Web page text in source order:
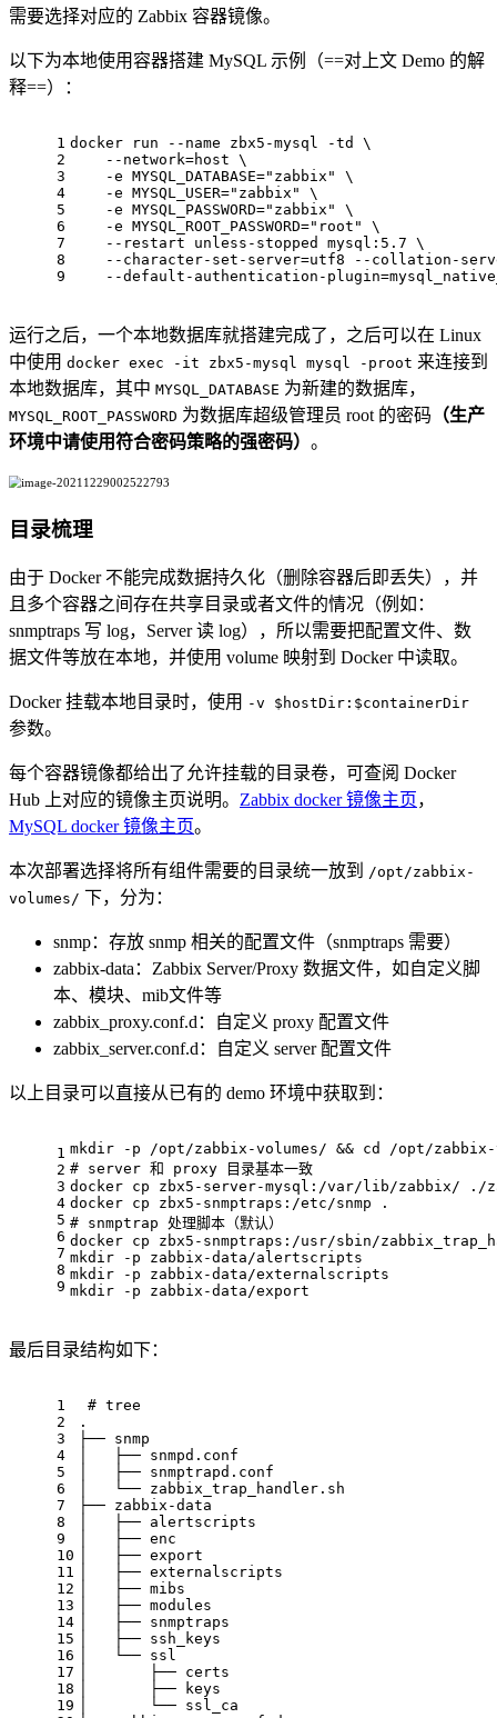
需要选择对应的 Zabbix 容器镜像。
以下为本地使用容器搭建 MySQL 示例（==对上文 Demo 的解
释==）：
1
2
3
4
5
6
7
8
9
docker run --name zbx5-mysql -td \
    --network=host \
    -e MYSQL_DATABASE="zabbix" \
    -e MYSQL_USER="zabbix" \
    -e MYSQL_PASSWORD="zabbix" \
    -e MYSQL_ROOT_PASSWORD="root" \
    --restart unless-stopped mysql:5.7 \
--character-set-server=utf8 --collation-
--default-authentication-
运行之后，一个本地数据库就搭建完成了，之后可以在 Linux
中使用 docker exec -it zbx5-mysql mysql -proot 来连接到
本地数据库，其中 MYSQL_DATABASE 为新建的数据库，
MYSQL_ROOT_PASSWORD 为数据库超级管理员 root 的密码 （生产
环境中请使用符合密码策略的强密码） 。
目录梳理
由于 Docker 不能完成数据持久化（删除容器后即丢失），并
且多个容器之间存在共享目录或者文件的情况（例如：
snmptraps 写 log，Server 读 log），所以需要把配置文件、数
据文件等放在本地，并使用 volume 映射到 Docker 中读取。
Docker 挂载本地目录时，使用 -v $hostDir:$containerDir
参数。
每个容器镜像都给出了允许挂载的目录卷，可查阅 Docker
Hub 上对应的镜像主页说明。 Zabbix docker 镜像主页，
MySQL docker 镜像主页。
本次部署选择将所有组件需要的目录统一放到 /opt/zabbix-
volumes/ 下，分为：
snmp：存放 snmp 相关的配置文件（snmptraps 需要）
zabbix-data：Zabbix Server/Proxy 数据文件，如自定义脚
本、模块、mib文件等
zabbix_proxy.conf.d：自定义 proxy 配置文件
zabbix_server.conf.d：自定义 server 配置文件
以上目录可以直接从已有的 demo 环境中获取到：
1
2
3
4
5
6
7
8
9
mkdir -p /opt/zabbix-volumes/ && cd /opt/zabbix-
# server 和 proxy 目录基本一致
docker cp zbx5-server-mysql:/var/lib/zabbix/ ./
docker cp zbx5-snmptraps:/etc/snmp .
# snmptrap 处理脚本（默认）
docker cp zbx5-snmptraps:/usr/sbin/
mkdir -p zabbix-data/alertscripts
mkdir -p zabbix-data/externalscripts
mkdir -p zabbix-data/export
最后目录结构如下：
1
2
3
4
5
6
7
8
9
10
11
12
13
14
15
16
17
18
19
# tree
.
├── snmp
│   ├── snmpd.conf
│   ├── snmptrapd.conf
│   └── zabbix_trap_handler.sh
├── zabbix-data
│   ├── alertscripts
│   ├── enc
│   ├── export
│   ├── externalscripts
│   ├── mibs
│   ├── modules
│   ├── snmptraps
│   ├── ssh_keys
│   └── ssl
│       ├── certs
│       ├── keys
│       └── ssl_ca